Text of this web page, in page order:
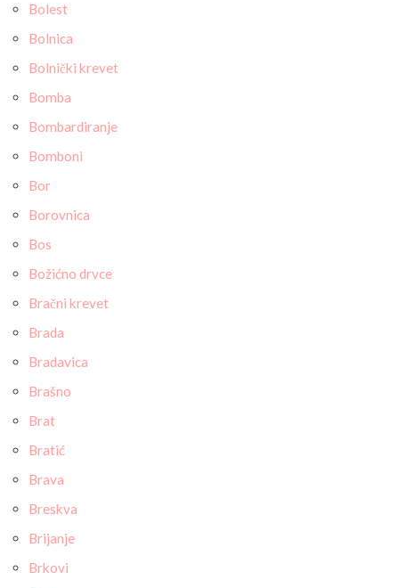
Bolest
Bolnica
Bolnički krevet
Bomba
Bombardiranje
Bomboni
Bor
Borovnica
Bos
Božićno drvce
Bračni krevet
Brada
Bradavica
Brašno
Brat
Bratić
Brava
Breskva
Brijanje
Brkovi